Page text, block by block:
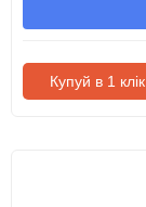
Купуй в 1 клік